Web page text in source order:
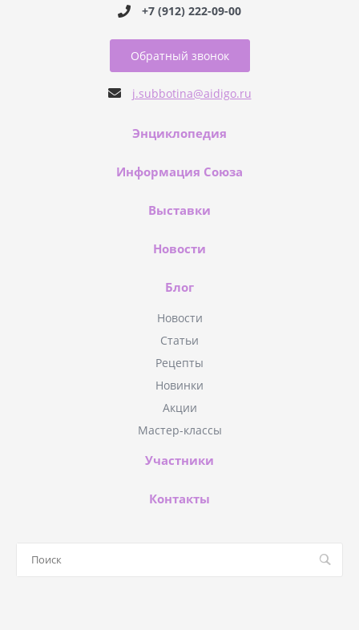
+7 (912) 222-09-00
Обратный звонок
j.subbotina@aidigo.ru
Энциклопедия
Информация Союза
Выставки
Новости
Блог
Новости
Статьи
Рецепты
Новинки
Акции
Мастер-классы
Участники
Контакты